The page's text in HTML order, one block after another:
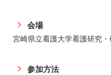
会場
宮崎県立看護大学看護研究
参加方法